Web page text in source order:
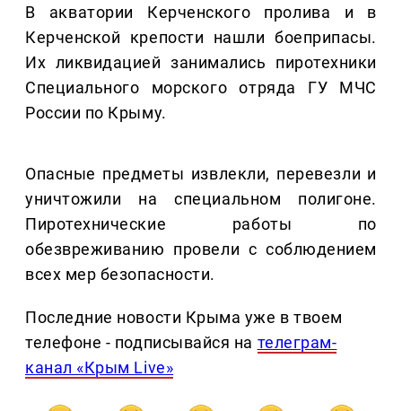
В акватории Керченского пролива и в
Керченской крепости нашли боеприпасы.
Их ликвидацией занимались пиротехники
Специального морского отряда ГУ МЧС
России по Крыму.
Опасные предметы извлекли, перевезли и
уничтожили на специальном полигоне.
Пиротехнические работы по
обезвреживанию провели с соблюдением
всех мер безопасности.
Последние новости Крыма уже в твоем
телефоне - подписывайся на телеграм-
канал «Крым Live»